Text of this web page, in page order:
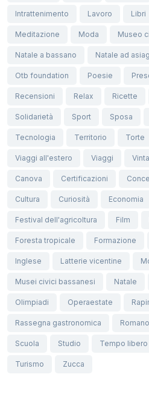
Intrattenimento Lavoro Libri
Meditazione Moda Museo
Natale a bassano Natale ad
Otb foundation Poesie
Recensioni Relax Ricette
Solidarietà Sport Sposa
Tecnologia Territorio Torte
Viaggi all'estero Viaggi
Canova Certificazioni
Cultura Curiosità Economia
Festival dell'agricoltura Film
Foresta tropicale Formazione
Inglese Latterie vicentine
Musei civici bassanesi Natale
Olimpiadi Operaestate
Rassegna gastronomica
Scuola Studio Tempo libero
Turismo Zucca